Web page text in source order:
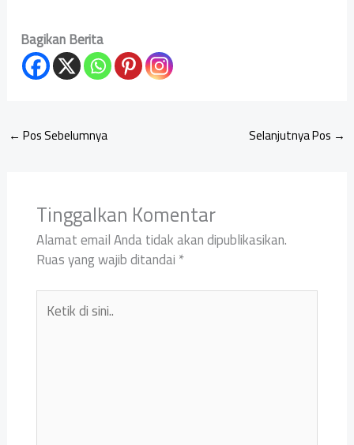
Bagikan Berita
← Pos Sebelumnya Selanjutnya Pos →
Tinggalkan Komentar
Alamat email Anda tidak akan dipublikasikan.
Ruas yang wajib ditandai*
Ketik